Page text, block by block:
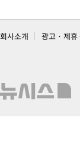
회사소개 광고 · 제휴